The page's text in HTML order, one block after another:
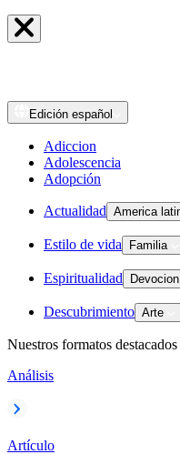
Edición español
Adiccion
Adolescencia
Adopción
Actualidad America
Estilo de vida Familia
Espiritualidad Devocion
Descubrimiento Arte
Nuestros formatos destacados
Análisis
Artículo